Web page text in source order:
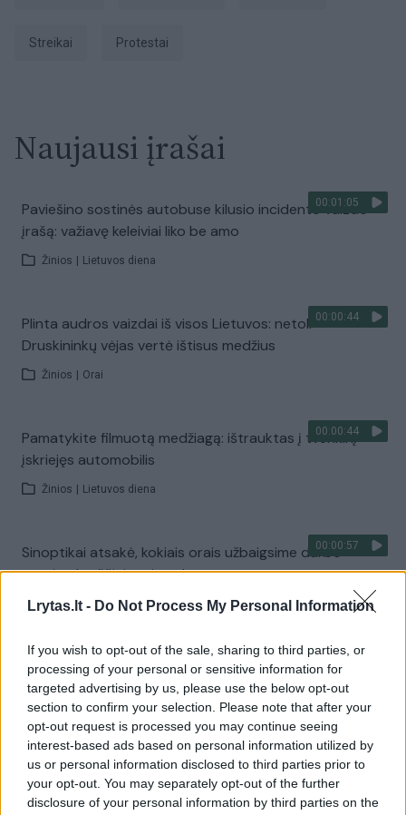
Lrytas.lt - Do Not Process My Personal Information
If you wish to opt-out of the sale, sharing to third parties, or
processing of your personal or sensitive information for
targeted advertising by us, please use the below opt-out
section to confirm your selection. Please note that after your
opt-out request is processed you may continue seeing
interest-based ads based on personal information utilized by
us or personal information disclosed to third parties prior to
your opt-out. You may separately opt-out of the further
disclosure of your personal information by third parties on the
streikai protestai
Naujausi įrašai
00:01:05
Paviešino sostinės autobuse kilusio incidento vaizdo
įrašą: važiavę keleiviai liko be amo
Žinios Lietuvos diena
00:00:44
Plinta audros vaizdai iš visos Lietuvos: netoli
Druskininkų vėjas vertė ištisus medžius
Žinios Orai
00:00:44
Pamatykite filmuotą medžiagą: ištrauktas į tvenkinį
įskriejęs automobilis
Žinios Lietuvos diena
00:00:57
Sinoptikai atsakė, kokiais orais užbaigsime darbo
savaitę: karščiai atsitrauks
Žinios | Orai
Visi įrašai
Žiūrimiausi įrašai
00:00:30